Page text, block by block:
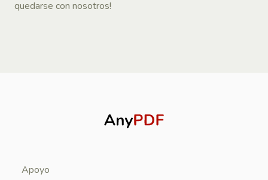
quedarse con nosotros!
Apoyo